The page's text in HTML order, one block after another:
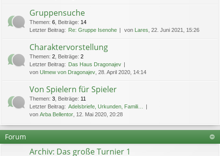
Gruppensuche
Themen: 6 Beiträge: 14
Letzter Beitrag: Re: Gruppe Isenohe von Lares , 22. Juni 2021, 15:26
Charaktervorstellung
Themen: 2 Beiträge: 2
Letzter Beitrag: Das Haus Dragonajev
von Ulmew von Dragonajev , 28. April 2020, 14:14
Von Spielern für Spieler
Themen: 3 Beiträge: 11
Letzter Beitrag: Adelsbriefe, Urkunden, Famili…
von Arba Bellentor , 12. Mai 2020, 20:28
Forum
Archiv: Das große Turnier 1